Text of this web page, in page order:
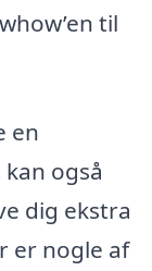
til
en
også
dig ekstra
er nogle af